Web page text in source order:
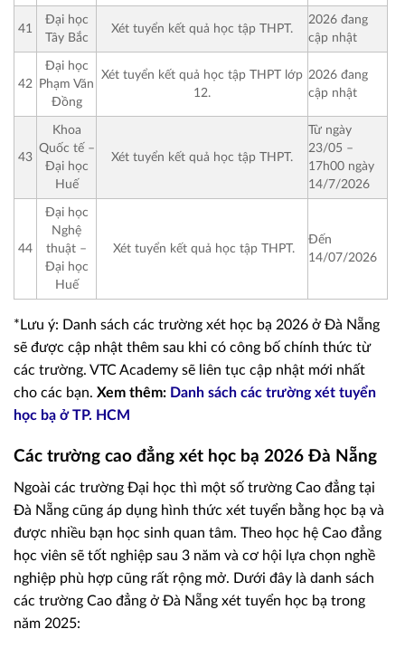
41
Đại học
Tây Bắc
Xét tuyển kết quả học tập THPT.
2026 đang
cập nhật
42
Đại học
Phạm Văn
Đồng
Xét tuyển kết quả học tập THPT lớp
12.
2026 đang
cập nhật
43
Khoa
Quốc tế –
Đại học
Huế
Xét tuyển kết quả học tập THPT.
Từ ngày
23/05 –
17h00 ngày
14/7/2026
44
Đại học
Nghệ
thuật –
Đại học
Huế
Xét tuyển kết quả học tập THPT.
Đến
14/07/2026
*Lưu ý: Danh sách các trường xét học bạ 2026 ở Đà Nẵng
sẽ được cập nhật thêm sau khi có công bố chính thức từ
các trường. VTC Academy sẽ liên tục cập nhật mới nhất
cho các bạn. Xem thêm: Danh sách các trường xét tuyển
học bạ ở TP. HCM
Các trường cao đẳng xét học bạ 2026 Đà Nẵng
Ngoài các trường Đại học thì một số trường Cao đẳng tại
Đà Nẵng cũng áp dụng hình thức xét tuyển bằng học bạ và
được nhiều bạn học sinh quan tâm. Theo học hệ Cao đẳng
học viên sẽ tốt nghiệp sau 3 năm và cơ hội lựa chọn nghề
nghiệp phù hợp cũng rất rộng mở. Dưới đây là danh sách
các trường Cao đẳng ở Đà Nẵng xét tuyển học bạ trong
năm 2025: